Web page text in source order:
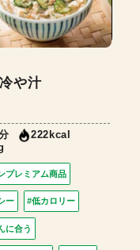
や汁
222kcal
プレミアム商品
ー #低カロリー
に合う